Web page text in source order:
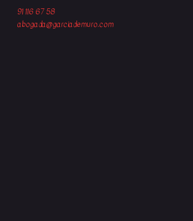
91 116 67 58
abogada@garciademuro.com